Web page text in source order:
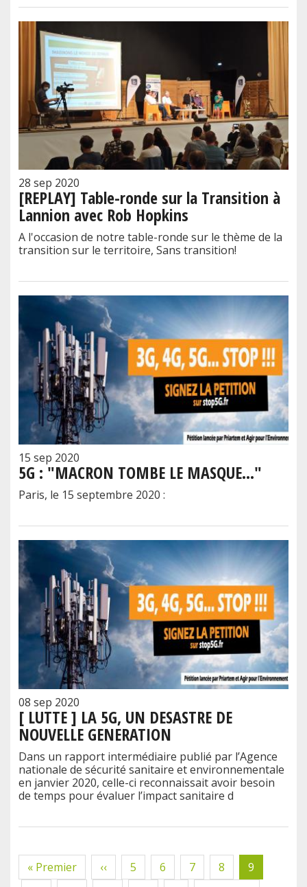
28 sep 2020
[REPLAY] Table-ronde sur la Transition à
Lannion avec Rob Hopkins
A l'occasion de notre table-ronde sur le thème de la
transition sur le territoire, Sans transition!
15 sep 2020
5G : "MACRON TOMBE LE MASQUE…"
Paris, le 15 septembre 2020 :
08 sep 2020
[ LUTTE ] LA 5G, UN DESASTRE DE
NOUVELLE GENERATION
Dans un rapport intermédiaire publié par l’Agence
nationale de sécurité sanitaire et environnementale
en janvier 2020, celle-ci reconnaissait avoir besoin
de temps pour évaluer l’impact sanitaire d
Pagination
Première
page
« Premier
Page
précédente
‹‹ Page
5 Page
6 Page
7 Page
8
Page
courante
9